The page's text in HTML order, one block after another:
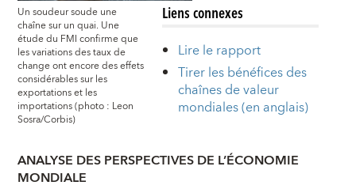
Un soudeur soude une
chaîne sur un quai. Une
étude du FMI confirme que
les variations des taux de
change ont encore des effets
considérables sur les
exportations et les
importations (photo : Leon
Sosra/Corbis)
Liens connexes
Lire le rapport
Tirer les bénéfices des
chaînes de valeur
mondiales (en anglais)
ANALYSE DES PERSPECTIVES DE L’ÉCONOMIE
MONDIALE